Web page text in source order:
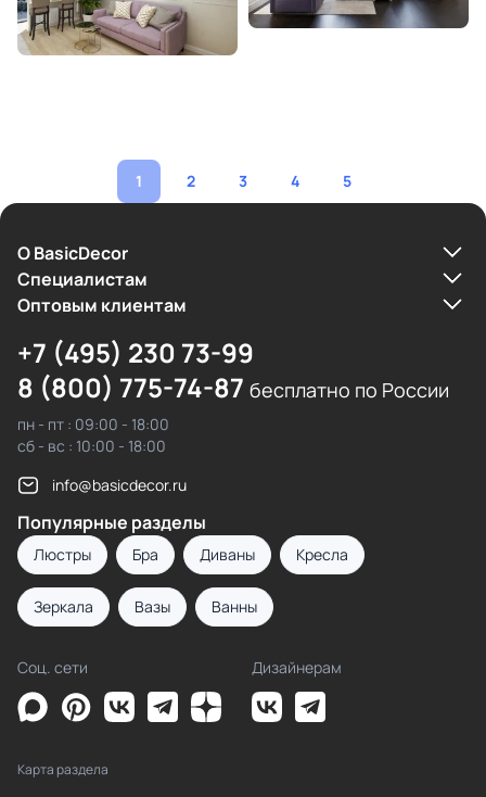
1 2 3 4 5
О BasicDecor
Cпециалистам
Оптовым клиентам
+7 (495) 230 73-99
8 (800) 775-74-87 бесплатно по России
пн - пт : 09:00 - 18:00
сб - вс : 10:00 - 18:00
info@basicdecor.ru
Популярные разделы
Люстры Бра Диваны Кресла
Зеркала Вазы Ванны
Соц. сети Дизайнерам
Карта раздела